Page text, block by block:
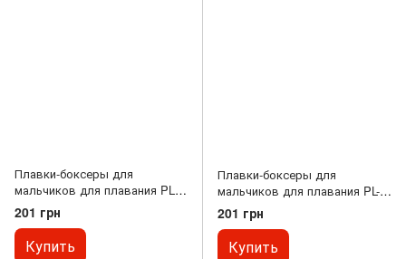
Плавки-боксеры для
мальчиков для плавания PL-
3001-3 6-8
201 грн
Купить
Плавки-боксеры для
мальчиков для плавания PL-
3001-4 6-8
201 грн
Купить